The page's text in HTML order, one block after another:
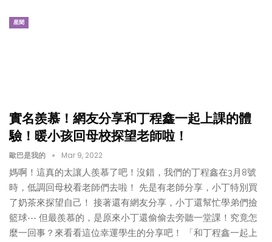
星聞
實名羨慕！網友分享和丁程鑫一起上課的體
驗！暖小孩回母校探望老師啦！
歐巴是我的 Mar 9, 2022
媽啊！這真的太讓人羨慕了吧！沒錯，我們的丁程鑫在3月8號
時，低調回母校看老師們去啦！ 先是有老師分享，小丁特別買
了奶茶來探望自己！ 接著還有網友分享，小丁還幫忙學弟們撿
籃球⋯ 但最羨慕的，是原來小丁還偷偷去旁聽一堂課！究竟怎
麼一回事？來看看這位幸運學生的分享吧！ 「和丁程鑫一起上